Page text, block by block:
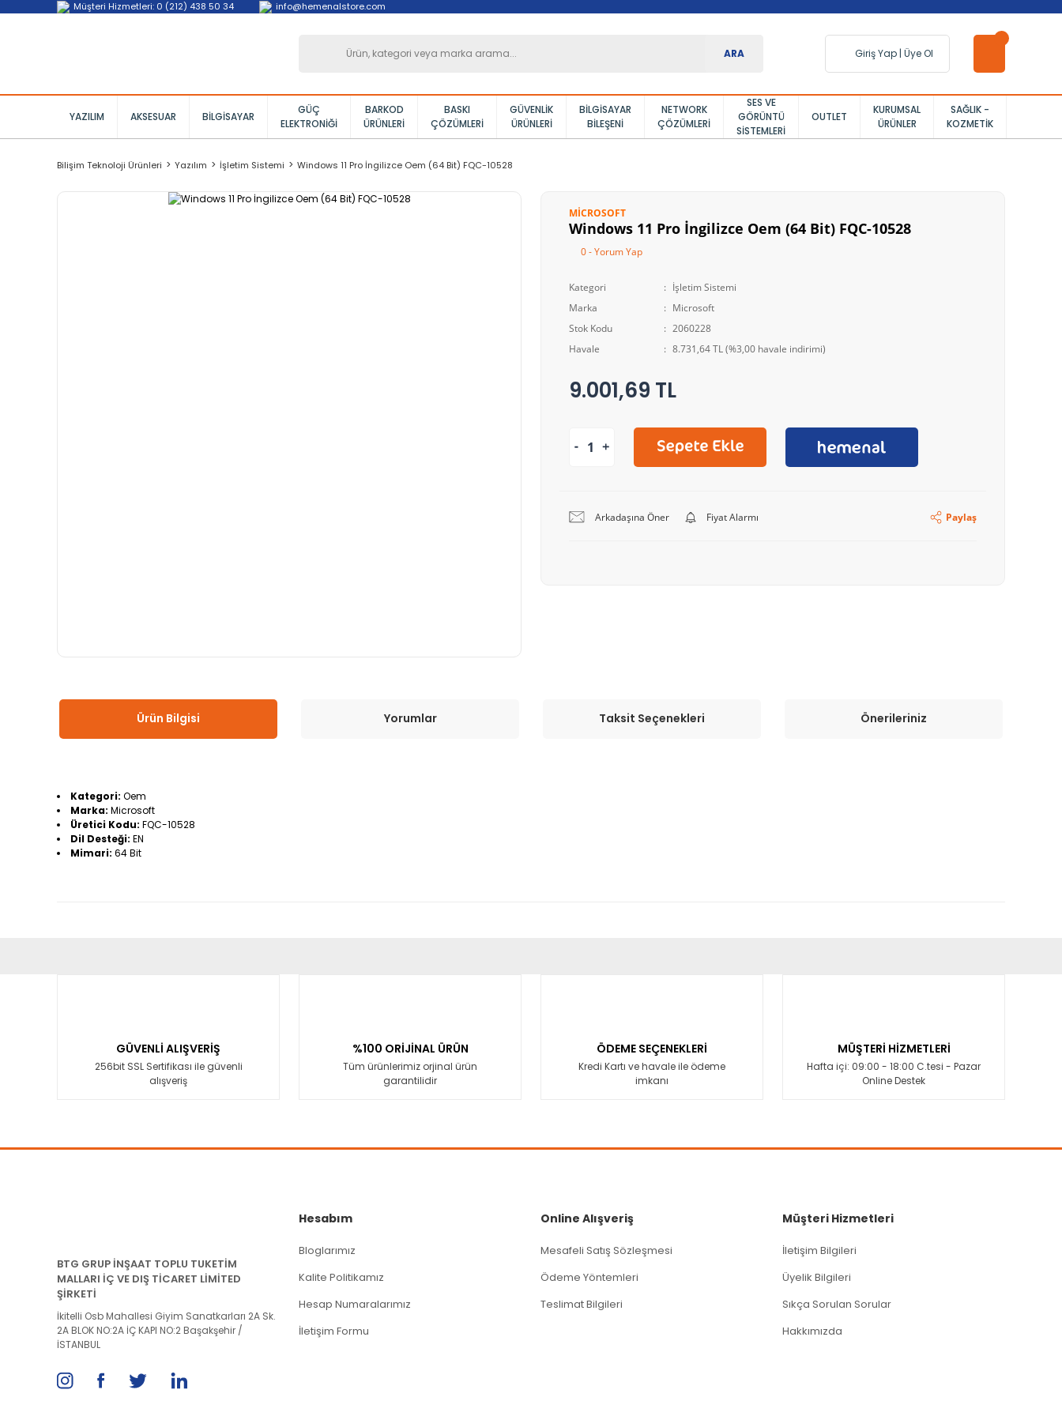
Müşteri Hizmetleri: 0 (212) 438 50 34 info@hemenalstore.com
ARA Giriş Yap | Üye Ol
YAZILIM AKSESUAR BILGISAYAR
GÜÇ
ELEKTRONIĞI
BARKOD
ÜRÜNLERI
BASKI
ÇÖZÜMLERI
GÜVENLIK
ÜRÜNLERI
BILGISAYAR
BILEŞENI
NETWORK
ÇÖZÜMLERI
SES VE
GÖRÜNTÜ
SISTEMLERI
OUTLET
KURUMSAL
ÜRÜNLER
SAĞLIK -
KOZMETIK
Bilişim Teknoloji Ürünleri Yazılım İşletim Sistemi Windows 11 Pro İngilizce Oem (64 Bit) FQC-10528
MICROSOFT
Windows 11 Pro İngilizce Oem (64 Bit) FQC-10528
0 - Yorum Yap
Kategori
İşletim Sistemi
Marka
Microsoft
Stok Kodu
2060228
Havale
8.731,64 TL (%3,00 havale indirimi)
9.001,69 TL
Arkadaşına Öner Fiyat Alarmı Paylaş
Ürün Bilgisi Yorumlar Taksit Seçenekleri Önerileriniz
Kategori: Oem
Marka: Microsoft
Üretici Kodu: FQC-10528
Dil Desteği: EN
Mimari: 64 Bit
Ürün bilgilerinde hatalar bulunuyor.
Ürün fiyatı diğer sitelerden daha pahalı.
GÜVENLİ ALIŞVERİŞ
256bit SSL Sertifikası ile güvenli
alışveriş
%100 ORİJİNAL ÜRÜN
Tüm ürünlerimiz orjinal ürün
garantilidir
ÖDEME SEÇENEKLERİ
Kredi Kartı ve havale ile ödeme
imkanı
MÜŞTERİ HİZMETLERİ
Hafta içi: 09:00 - 18:00 C.tesi - Pazar
Online Destek
BTG GRUP İNŞAAT TOPLU TUKETİM
MALLARI İÇ VE DIŞ TİCARET LİMİTED
ŞİRKETİ
İkitelli Osb Mahallesi Giyim Sanatkarları 2A Sk.
2A BLOK NO:2A İÇ KAPI NO:2 Başakşehir /
İSTANBUL
Hesabım
Bloglarımız
Kalite Politikamız
Hesap Numaralarımız
İletişim Formu
Online Alışveriş
Mesafeli Satış Sözleşmesi
Ödeme Yöntemleri
Teslimat Bilgileri
Müşteri Hizmetleri
İletişim Bilgileri
Üyelik Bilgileri
Sıkça Sorulan Sorular
Hakkımızda